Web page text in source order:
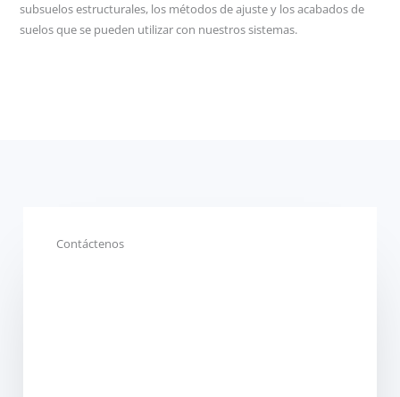
subsuelos estructurales, los métodos de ajuste y los acabados de
suelos que se pueden utilizar con nuestros sistemas.
Contáctenos